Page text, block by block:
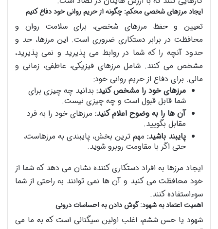
ایجاد مرزهای شخصی محکم: چگونه از حریم روانی خود دفاع کنیم
تعیین و حفظ مرزهای شخصی، برای سلامت روان و
محافظت در برابر دستکاری ضروری است. این مرزها، حد و
حدود آنچه را که شما در روابط می پذیرید و نمی پذیرید،
مشخص می کنند. شامل مرزهای فیزیکی، عاطفی، زمانی و
مالی. برای دفاع از حریم روانی خود:
مرزهای خود را مشخص کنید: بدانید چه چیزی برای
شما قابل قبول است و چه چیزی نیست.
آن ها را به وضوح اعلام کنید: مرزهای خود را به فرد
مقابل بگویید.
پایبند باشید: مهم ترین بخش، پایبندی به مرزهاست،
حتی اگر با مقاومت روبرو شوید.
ایجاد مرزها به افراد دستکاری کننده نشان می دهد که شما از
خود محافظت می کنید و آن ها نمی توانند به راحتی از شما
سوءاستفاده کنند.
اهمیت اعتماد به شهود: گوش دادن به احساسات درونی
شهود یا حس ششم، اغلب اولین سیگنالی است که به ما می